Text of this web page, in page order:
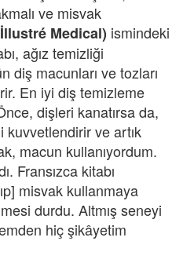
ve misvak
Medical) ismindeki
ağız temizliği
diş macunları ve tozları
En iyi diş temizleme
dişleri kanatırsa da,
kuvvetlendirir ve artık
macun kullanıyordum.
Fransızca kitabı
misvak kullanmaya
durdu. Altmış seneyi
hiç şikâyetim